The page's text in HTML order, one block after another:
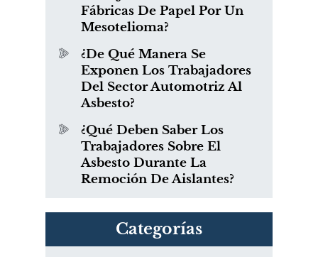
Fábricas De Papel Por Un
Mesotelioma?
¿De Qué Manera Se
Exponen Los Trabajadores
Del Sector Automotriz Al
Asbesto?
¿Qué Deben Saber Los
Trabajadores Sobre El
Asbesto Durante La
Remoción De Aislantes?
Categorías